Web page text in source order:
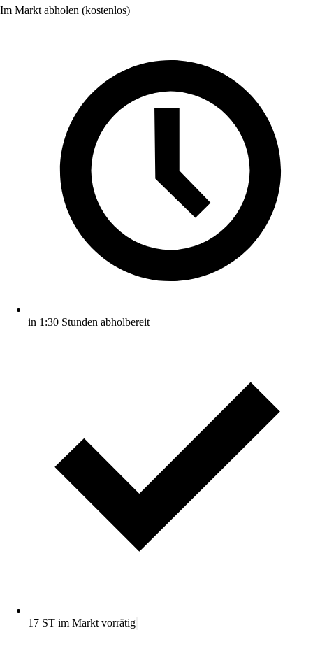
Im Markt abholen (kostenlos)
in 1:30 Stunden abholbereit
17 ST im Markt vorrätig